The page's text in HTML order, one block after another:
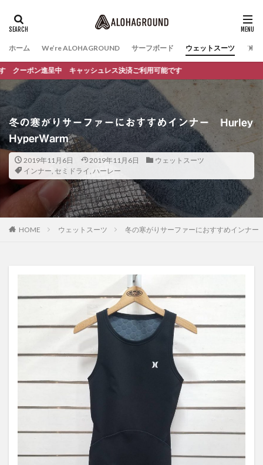
ホーム We’re ALOHAGROUND サーフボード ウェットスーツ ファ
ャッシュレス決済ご利用可能です
冬の寒がりサーファーにおすすめインナー Hurley
HyperWarm
2019年11月6日 2019年11月6日
ウェットスーツ
インナー, セミドライ, ハーレー
HOME ウェットスーツ 冬の寒がりサーファーにおすすめインナ